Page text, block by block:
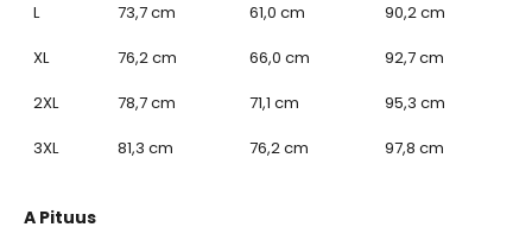
L
73,7 cm 61,0 cm
90,2 cm
XL
76,2 cm 66,0 cm
92,7 cm
2XL
78,7 cm 71,1 cm
95,3 cm
3XL
81,3 cm 76,2 cm 97,8 cm
A Pituus